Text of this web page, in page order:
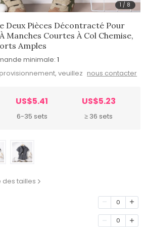
1 / 8
Deux Pièces Décontracté Pour
Manches Courtes À Col Chemise,
Amples
minimale: 1
veuillez nous contacter
US$5.41
6-35 sets
US$5.23
≥ 36 sets
des tailles
0
0